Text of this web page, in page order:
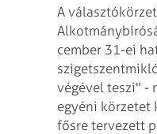
A
cem­ber 31-ei
végével teszi" -
egyéni körzetet
fősre tervezett